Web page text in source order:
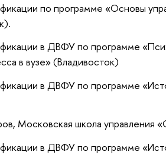
по программе «Основы
в ДВФУ по программе
в вузе» (Владивосток)
в ДВФУ по программе
Московская школа управления
в ДВФУ по программе